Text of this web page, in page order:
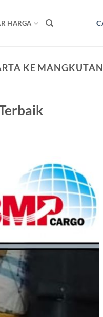
HARGA
KE